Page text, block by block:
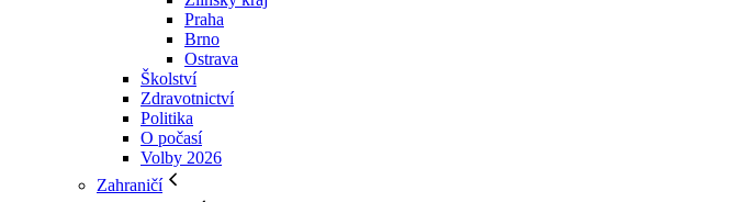
Praha
Brno
Ostrava
Školství
Zdravotnictví
Politika
O počasí
Volby 2026
Zahraničí